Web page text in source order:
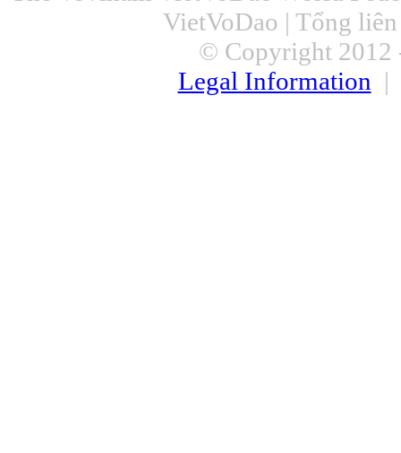
VietVoDao | Tổng
© Copyright 2012
Legal Information